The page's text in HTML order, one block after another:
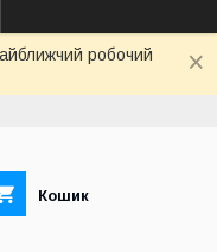
робочий
Кошик